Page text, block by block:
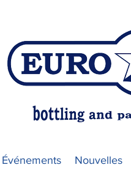
Événements Nouvelles